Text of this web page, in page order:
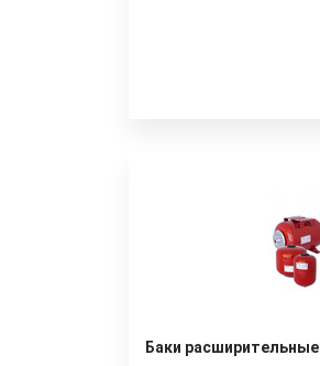
Баки расширительные